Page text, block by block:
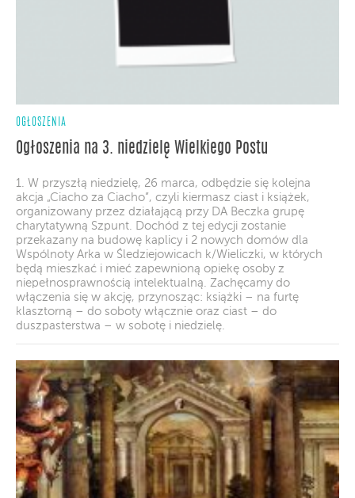
OGŁOSZENIA
Ogłoszenia na 3. niedzielę Wielkiego Postu
1. W przyszłą niedzielę, 26 marca, odbędzie się kolejna
akcja „Ciacho za Ciacho”, czyli kiermasz ciast i książek,
organizowany przez działającą przy DA Beczka grupę
charytatywną Szpunt. Dochód z tej edycji zostanie
przekazany na budowę kaplicy i 2 nowych domów dla
Wspólnoty Arka w Śledziejowicach k/Wieliczki, w których
będą mieszkać i mieć zapewnioną opiekę osoby z
niepełnosprawnością intelektualną. Zachęcamy do
włączenia się w akcję, przynosząc: książki – na furtę
klasztorną – do soboty włącznie oraz ciast – do
duszpasterstwa – w sobotę i niedzielę.